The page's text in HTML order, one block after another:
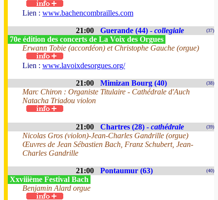
Lien : www.bachencombrailles.com
21:00 Guerande (44) - collegiale (37)
70e édition des concerts de La Voix des Orgues
Erwann Tobie (accordéon) et Christophe Gauche (orgue)
Lien : www.lavoixdesorgues.org/
21:00 Mimizan Bourg (40) (38)
Marc Chiron : Organiste Titulaire - Cathédrale d'Auch
Natacha Triadou violon
21:00 Chartres (28) - cathédrale (39)
Nicolas Gros (violon)-Jean-Charles Gandrille (orgue)
Œuvres de Jean Sébastien Bach, Franz Schubert, Jean-
Charles Gandrille
21:00 Pontaumur (63) (40)
Xxviiième Festival Bach
Benjamin Alard orgue